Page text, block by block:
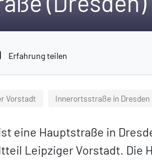
Erfahrung teilen
Vorstadt Innerortsstraße in Dresden
eine Hauptstraße in
Leipziger Vorstadt. Die